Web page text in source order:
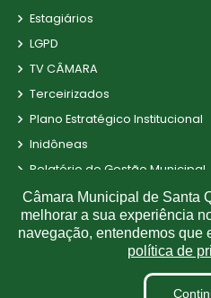
Estagiários
LGPD
TV CÂMARA
Terceirizados
Plano Estratégico Institucional
Inidôneas
Relatório de Gestão Municipal
Obras
Projetos de Leis e Atos
Verbas Indenizatórias
Câmara Municipal de Santa
melhorar a sua experiência
navegação, entendemos que
política de